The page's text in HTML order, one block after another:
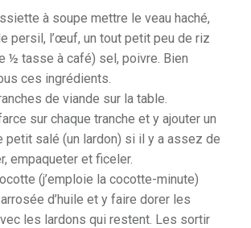
à soupe mettre le veau haché,
le persil, l’œuf, un tout petit peu de riz
½ tasse à café) sel, poivre. Bien
ces ingrédients.
de viande sur la table.
sur chaque tranche et y ajouter un
petit salé (un lardon) si il y a assez de
empaqueter et ficeler.
(j’emploie la cocotte-minute)
d’huile et y faire dorer les
les lardons qui restent. Les sortir